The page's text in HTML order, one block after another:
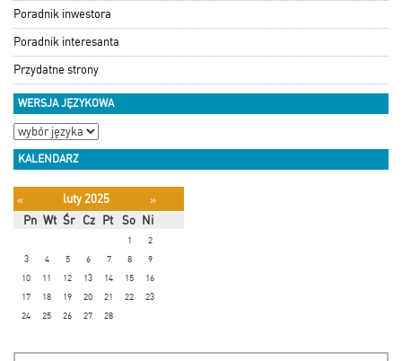
Poradnik inwestora
Poradnik interesanta
Przydatne strony
WERSJA JĘZYKOWA
KALENDARZ
« luty 2025
»
Pn Wt Śr Cz Pt So Ni
1
2
3
4 5 6 7 8
9
10
11 12 13 14 15
16
17
18 19 20 21 22
23
24
25 26 27 28